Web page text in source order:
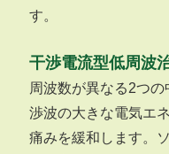
す。
干渉電流型低周波
周波数が異なる2つ
渉波の大きな電気エ
痛みを緩和します。